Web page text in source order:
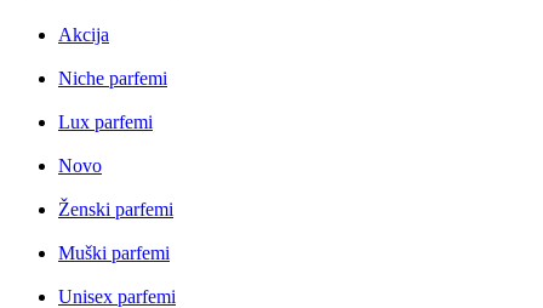
Akcija
Niche parfemi
Lux parfemi
Novo
Ženski parfemi
Muški parfemi
Unisex parfemi